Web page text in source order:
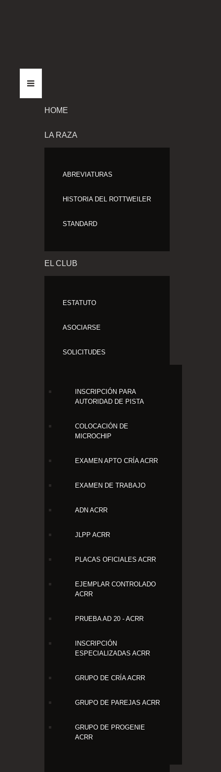
HOME
LA RAZA
ABREVIATURAS
HISTORIA DEL ROTTWEILER
STANDARD
EL CLUB
ESTATUTO
ASOCIARSE
SOLICITUDES
INSCRIPCIÓN PARA
AUTORIDAD DE PISTA
COLOCACIÓN DE
MICROCHIP
EXAMEN APTO CRÍA ACRR
EXAMEN DE TRABAJO
ADN ACRR
JLPP ACRR
PLACAS OFICIALES ACRR
EJEMPLAR CONTROLADO
ACRR
PRUEBA AD 20 - ACRR
INSCRIPCIÓN
ESPECIALIZADAS ACRR
GRUPO DE CRÍA ACRR
GRUPO DE PAREJAS ACRR
GRUPO DE PROGENIE
ACRR